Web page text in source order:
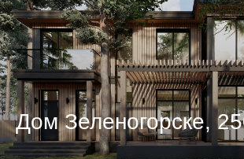
Дом Зеленогорске,